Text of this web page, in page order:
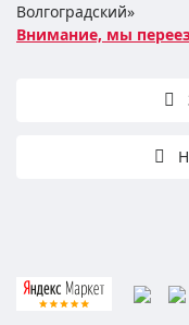
Волгоградский»
Внимание, мы